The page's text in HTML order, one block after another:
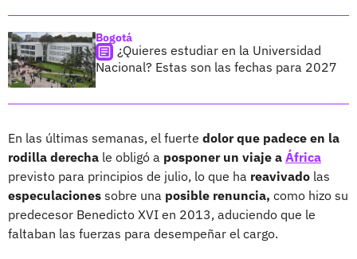
Bogotá
¿Quieres estudiar en la Universidad
Nacional? Estas son las fechas para 2027
En las últimas semanas, el fuerte dolor que padece en la
rodilla derecha le obligó a posponer un viaje a África
previsto para principios de julio, lo que ha reavivado las
especulaciones sobre una posible renuncia, como hizo su
predecesor Benedicto XVI en 2013, aduciendo que le
faltaban las fuerzas para desempeñar el cargo.